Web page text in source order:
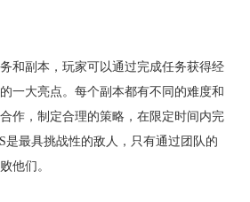
和副本，玩家可以通过完成任务获得经
一大亮点。每个副本都有不同的难度和
作，制定合理的策略，在限定时间内完
是最具挑战性的敌人，只有通过团队的
他们。